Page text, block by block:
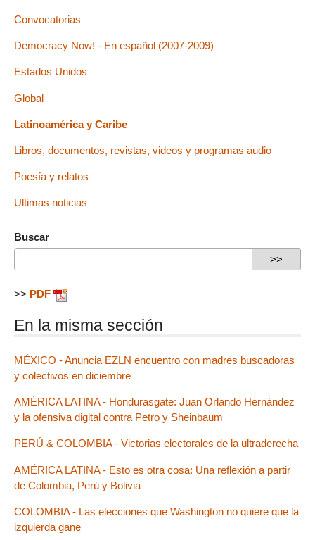
Convocatorias
Democracy Now! - En español (2007-2009)
Estados Unidos
Global
Latinoamérica y Caribe
Libros, documentos, revistas, videos y programas audio
Poesía y relatos
Ultimas noticias
Buscar
>> PDF
En la misma sección
MÉXICO - Anuncia EZLN encuentro con madres buscadoras
y colectivos en diciembre
AMÉRICA LATINA - Hondurasgate: Juan Orlando Hernández
y la ofensiva digital contra Petro y Sheinbaum
PERÚ & COLOMBIA - Victorias electorales de la ultraderecha
AMÉRICA LATINA - Esto es otra cosa: Una reflexión a partir
de Colombia, Perú y Bolivia
COLOMBIA - Las elecciones que Washington no quiere que la
izquierda gane